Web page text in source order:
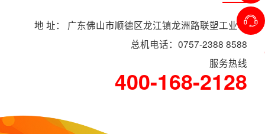
地 址： 广东佛山市顺德区龙江镇龙洲路联塑工业村
总机电话：0757-2388 8588
服务热线
400-168-2128